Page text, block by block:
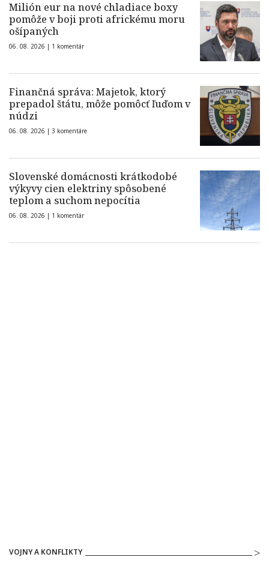
Milión eur na nové chladiace boxy
pomôže v boji proti africkému moru
ošípaných
06. 08. 2026 | 1 komentár
Finančná správa: Majetok, ktorý
prepadol štátu, môže pomôcť ľuďom v
núdzi
06. 08. 2026 | 3 komentáre
Slovenské domácnosti krátkodobé
výkyvy cien elektriny spôsobené
teplom a suchom nepocítia
06. 08. 2026 | 1 komentár
VOJNY A KONFLIKTY